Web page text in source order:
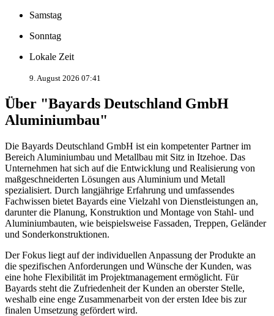
Samstag
Sonntag
Lokale Zeit
9. August 2026 07:41
Über "Bayards Deutschland GmbH
Aluminiumbau"
Die Bayards Deutschland GmbH ist ein kompetenter Partner im
Bereich Aluminiumbau und Metallbau mit Sitz in Itzehoe. Das
Unternehmen hat sich auf die Entwicklung und Realisierung von
maßgeschneiderten Lösungen aus Aluminium und Metall
spezialisiert. Durch langjährige Erfahrung und umfassendes
Fachwissen bietet Bayards eine Vielzahl von Dienstleistungen an,
darunter die Planung, Konstruktion und Montage von Stahl- und
Aluminiumbauten, wie beispielsweise Fassaden, Treppen, Geländer
und Sonderkonstruktionen.
Der Fokus liegt auf der individuellen Anpassung der Produkte an
die spezifischen Anforderungen und Wünsche der Kunden, was
eine hohe Flexibilität im Projektmanagement ermöglicht. Für
Bayards steht die Zufriedenheit der Kunden an oberster Stelle,
weshalb eine enge Zusammenarbeit von der ersten Idee bis zur
finalen Umsetzung gefördert wird.